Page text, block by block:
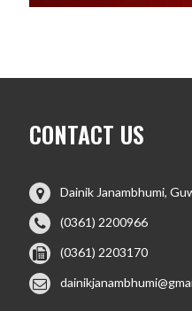
CONTACT US
Dainik Janambhumi,
(0361) 2200966
(0361) 2203170